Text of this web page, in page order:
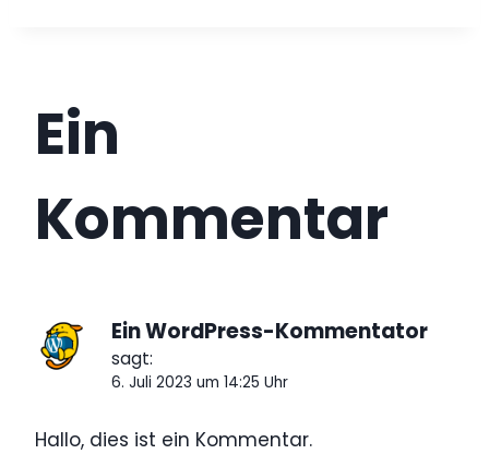
Ein
Kommentar
Ein WordPress-Kommentator
sagt:
6. Juli 2023 um 14:25 Uhr
Hallo, dies ist ein Kommentar.